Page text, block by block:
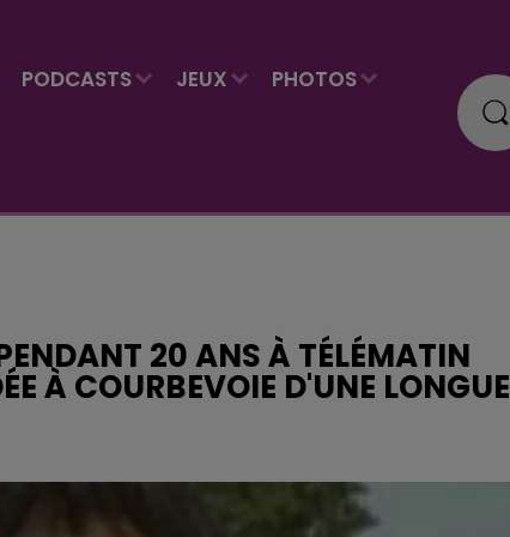
PODCASTS JEUX PHOTOS
20 ANS À TÉLÉMATIN
À COURBEVOIE D'UNE LONGUE